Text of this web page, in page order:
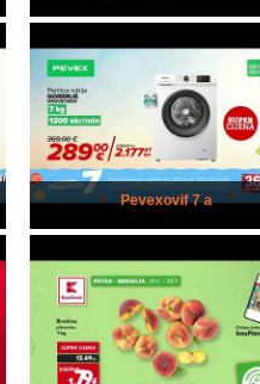
Pevexovif 7 a